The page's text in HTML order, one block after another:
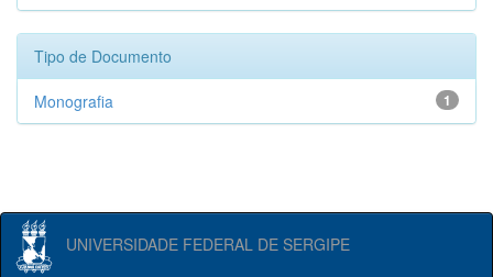
Tipo de Documento
1
Monografia
UNIVERSIDADE FEDERAL DE SERGIPE